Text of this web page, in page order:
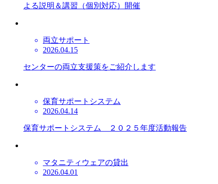
よる説明＆講習（個別対応）開催
両立サポート
2026.04.15
センターの両立支援策をご紹介します
保育サポートシステム
2026.04.14
保育サポートシステム ２０２５年度活動報告
マタニティウェアの貸出
2026.04.01